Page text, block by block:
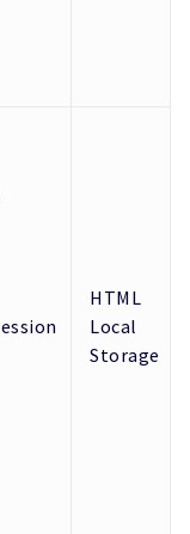
HTML
Local
Storage